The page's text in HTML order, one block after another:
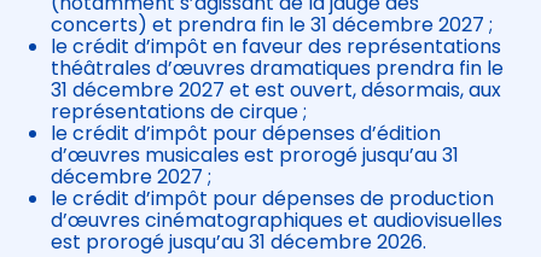
concerts) et prendra fin le 31 décembre 2027 ;
le crédit d’impôt en faveur des représentations
théâtrales d’œuvres dramatiques prendra fin le
31 décembre 2027 et est ouvert, désormais, aux
représentations de cirque ;
le crédit d’impôt pour dépenses d’édition
d’œuvres musicales est prorogé jusqu’au 31
décembre 2027 ;
le crédit d’impôt pour dépenses de production
d’œuvres cinématographiques et audiovisuelles
est prorogé jusqu’au 31 décembre 2026.